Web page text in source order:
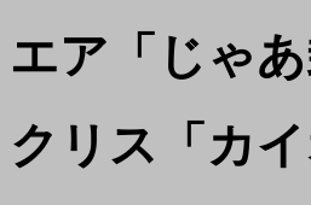
エア「じゃ
クリス「カ